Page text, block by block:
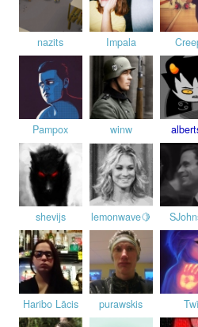
nazits Impala
Pampox winw
shevijs lemonwave🍋
Haribo Lācis purawskis